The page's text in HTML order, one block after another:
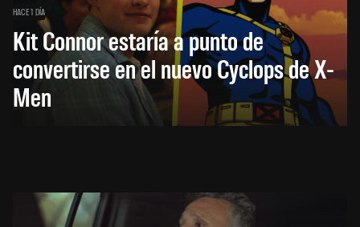
HACE 1 DÍA
Kit Connor estaría a punto de
convertirse en el nuevo Cyclops de X-
Men